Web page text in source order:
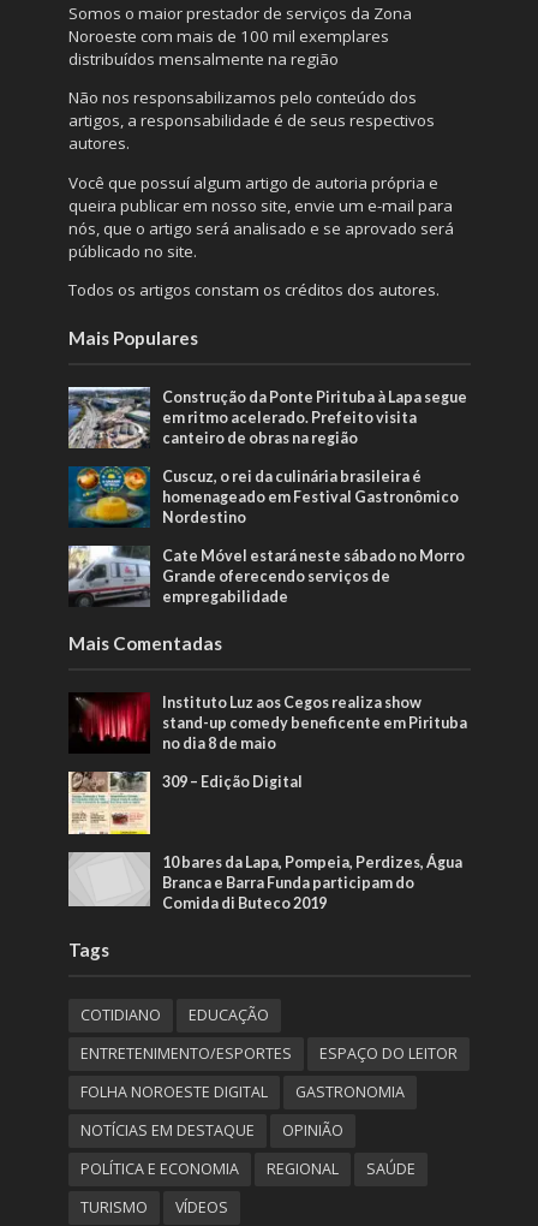
Somos o maior prestador de serviços da Zona
Noroeste com mais de 100 mil exemplares
distribuídos mensalmente na região
Não nos responsabilizamos pelo conteúdo dos
artigos, a responsabilidade é de seus respectivos
autores.
Você que possuí algum artigo de autoria própria e
queira publicar em nosso site, envie um e-mail para
nós, que o artigo será analisado e se aprovado será
públicado no site.
Todos os artigos constam os créditos dos autores.
Mais Populares
Construção da Ponte Pirituba à Lapa segue
em ritmo acelerado. Prefeito visita
canteiro de obras na região
Cuscuz, o rei da culinária brasileira é
homenageado em Festival Gastronômico
Nordestino
Cate Móvel estará neste sábado no Morro
Grande oferecendo serviços de
empregabilidade
Mais Comentadas
Instituto Luz aos Cegos realiza show
stand-up comedy beneficente em Pirituba
no dia 8 de maio
309 – Edição Digital
10 bares da Lapa, Pompeia, Perdizes, Água
Branca e Barra Funda participam do
Comida di Buteco 2019
Tags
COTIDIANO
EDUCAÇÃO
ENTRETENIMENTO/ESPORTES
ESPAÇO DO LEITOR
FOLHA NOROESTE DIGITAL
GASTRONOMIA
NOTÍCIAS EM DESTAQUE
OPINIÃO
POLÍTICA E ECONOMIA
REGIONAL
SAÚDE
TURISMO
VÍDEOS